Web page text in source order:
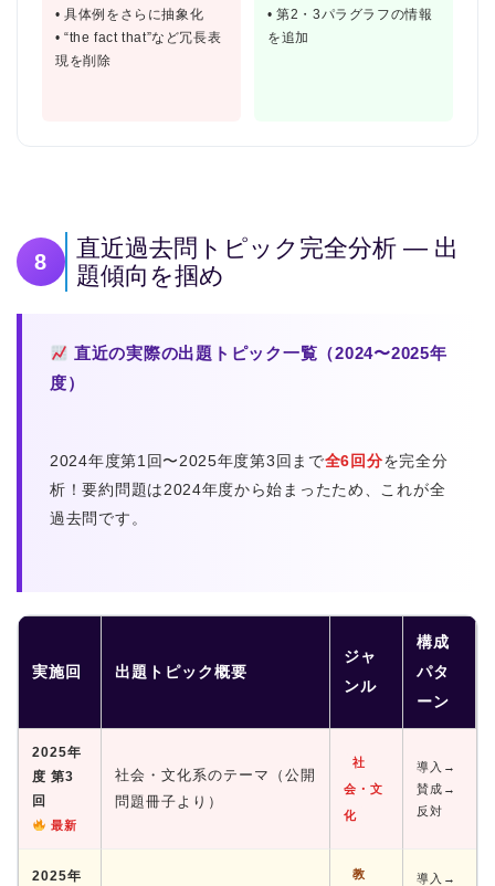
• 具体例をさらに抽象化
• “the fact that”など冗長表
現を削除
• 第2・3パラグラフの情報
を追加
8
直近過去問トピック完全分析 — 出
題傾向を掴め
直近の実際の出題トピック一覧（2024〜2025年
度）
2024年度第1回〜2025年度第3回まで全6回分を完全分
析！要約問題は2024年度から始まったため、これが全
過去問です。
実施回 出題トピック概要
ジャ
ンル
構成
パタ
ーン
2025年
度 第3
回
最新
社会・文化系のテーマ（公開
問題冊子より）
社
会・文
化
導入→
賛成→
反対
2025年
教
導入→